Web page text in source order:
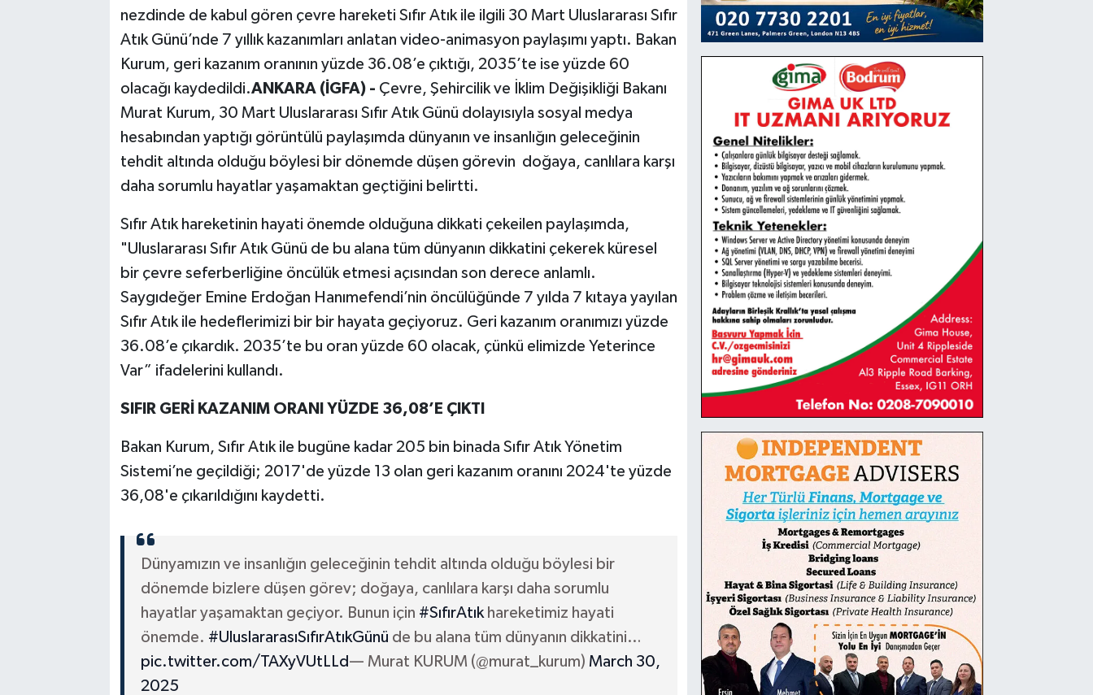
nezdinde de kabul gören çevre hareketi Sıfır Atık ile ilgili 30 Mart Uluslararası Sıfır
Atık Günü’nde 7 yıllık kazanımları anlatan video-animasyon paylaşımı yaptı. Bakan
Kurum, geri kazanım oranının yüzde 36.08’e çıktığı, 2035’te ise yüzde 60
olacağı kaydedildi.ANKARA (İGFA) - Çevre, Şehircilik ve İklim Değişikliği Bakanı
Murat Kurum, 30 Mart Uluslararası Sıfır Atık Günü dolayısıyla sosyal medya
hesabından yaptığı görüntülü paylaşımda dünyanın ve insanlığın geleceğinin
tehdit altında olduğu böylesi bir dönemde düşen görevin doğaya, canlılara karşı
daha sorumlu hayatlar yaşamaktan geçtiğini belirtti.
Sıfır Atık hareketinin hayati önemde olduğuna dikkati çekeilen paylaşımda,
"Uluslararası Sıfır Atık Günü de bu alana tüm dünyanın dikkatini çekerek küresel
bir çevre seferberliğine öncülük etmesi açısından son derece anlamlı.
Saygıdeğer Emine Erdoğan Hanımefendi’nin öncülüğünde 7 yılda 7 kıtaya yayılan
Sıfır Atık ile hedeflerimizi bir bir hayata geçiyoruz. Geri kazanım oranımızı yüzde
36.08’e çıkardık. 2035’te bu oran yüzde 60 olacak, çünkü elimizde Yeterince
Var” ifadelerini kullandı.
SIFIR GERİ KAZANIM ORANI YÜZDE 36,08’E ÇIKTI
Bakan Kurum, Sıfır Atık ile bugüne kadar 205 bin binada Sıfır Atık Yönetim
Sistemi’ne geçildiği; 2017'de yüzde 13 olan geri kazanım oranını 2024'te yüzde
36,08'e çıkarıldığını kaydetti.
Dünyamızın ve insanlığın geleceğinin tehdit altında olduğu böylesi bir
dönemde bizlere düşen görev; doğaya, canlılara karşı daha sorumlu
hayatlar yaşamaktan geçiyor. Bunun için #SıfırAtıkhareketimiz hayati
önemde. #UluslararasıSıfırAtıkGünü de bu alana tüm dünyanın dikkatini…
pic.twitter.com/TAXyVUtLLd — Murat KURUM (@murat_kurum) March 30,
2025